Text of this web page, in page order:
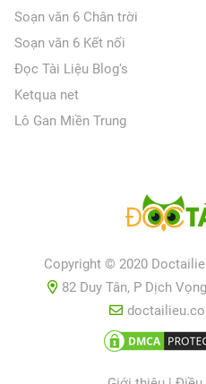
Soạn văn 6 Chân trời
Soạn văn 6 Kết nối
Đọc Tài Liệu Blog's
Ketqua net
Lô Gan Miền Trung
Copyright © 2020
82 Duy Tân, P Dịch